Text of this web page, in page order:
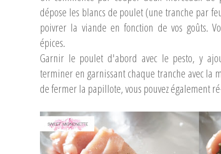
dépose les blancs de poulet (une tranche par
poivrer la viande en fonction de vos goûts.
épices.
Garnir le poulet d'abord avec le pesto, y
terminer en garnissant chaque tranche avec la
de fermer la papillote, vous pouvez également